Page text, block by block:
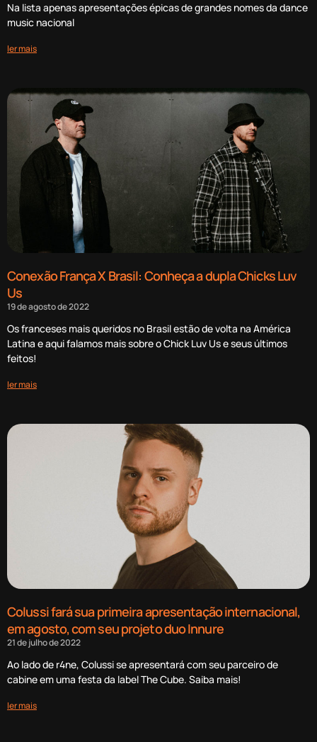
Na lista apenas apresentações épicas de grandes nomes da dance
music nacional
ler mais
Conexão França X Brasil: Conheça a dupla Chicks Luv
Us
19 de agosto de 2022
Os franceses mais queridos no Brasil estão de volta na América
Latina e aqui falamos mais sobre o Chick Luv Us e seus últimos
feitos!
ler mais
Colussi fará sua primeira apresentação internacional,
em agosto, com seu projeto duo Innure
21 de julho de 2022
Ao lado de r4ne, Colussi se apresentará com seu parceiro de
cabine em uma festa da label The Cube. Saiba mais!
ler mais